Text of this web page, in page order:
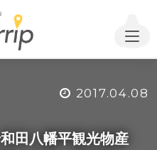
2017.04.08
田八幡平観光物産